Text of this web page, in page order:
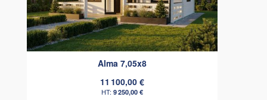
Alma 7,05x8
11 100,00 €
9 250,00 €